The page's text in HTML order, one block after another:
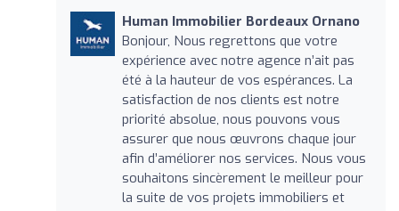
Human Immobilier Bordeaux Ornano
Bonjour, Nous regrettons que votre
expérience avec notre agence n’ait pas
été à la hauteur de vos espérances. La
satisfaction de nos clients est notre
priorité absolue, nous pouvons vous
assurer que nous œuvrons chaque jour
afin d’améliorer nos services. Nous vous
souhaitons sincèrement le meilleur pour
la suite de vos projets immobiliers et